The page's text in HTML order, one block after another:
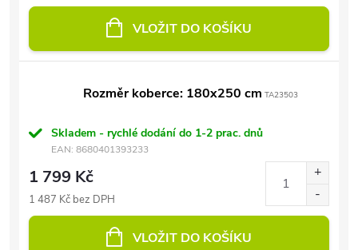
VLOŽIT DO KOŠÍKU
Rozměr koberce: 180x250 cm TA23503
Skladem - rychlé dodání do 1-2 prac. dnů
EAN: 8680401393233
1 799 Kč
1 487 Kč bez DPH
VLOŽIT DO KOŠÍKU